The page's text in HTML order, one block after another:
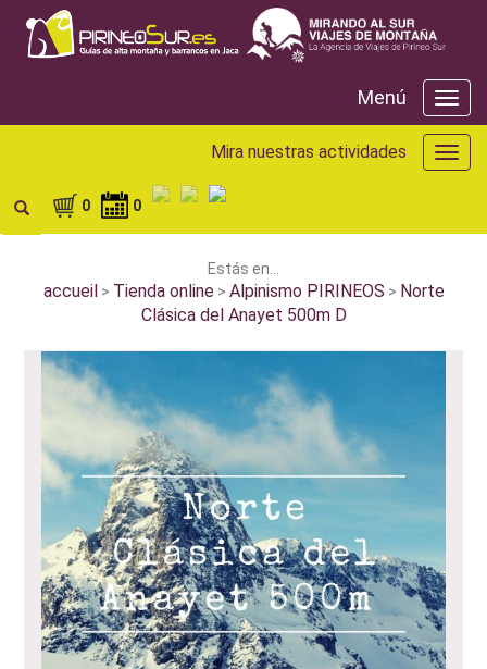
Menú
Menú
Mira
Mira nuestras actividades
0 0
Estás en...
accueil > Tienda online> Alpinismo PIRINEOS > Norte
Clásica del Anayet 500m D